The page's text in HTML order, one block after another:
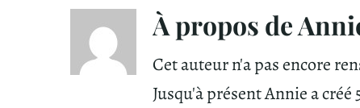
À propos de
Cet auteur n'a pas encore
Jusqu'à présent Annie a créé